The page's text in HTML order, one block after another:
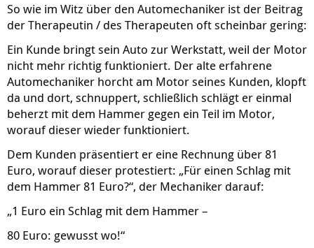
So wie im Witz über den Automechaniker ist der Beitrag
der Therapeutin / des Therapeuten oft scheinbar gering:
Ein Kunde bringt sein Auto zur Werkstatt, weil der Motor
nicht mehr richtig funktioniert. Der alte erfahrene
Automechaniker horcht am Motor seines Kunden, klopft
da und dort, schnuppert, schließlich schlägt er einmal
beherzt mit dem Hammer gegen ein Teil im Motor,
worauf dieser wieder funktioniert.
Dem Kunden präsentiert er eine Rechnung über 81
Euro, worauf dieser protestiert: „Für einen Schlag mit
dem Hammer 81 Euro?“, der Mechaniker darauf:
„1 Euro ein Schlag mit dem Hammer –
80 Euro: gewusst wo!“